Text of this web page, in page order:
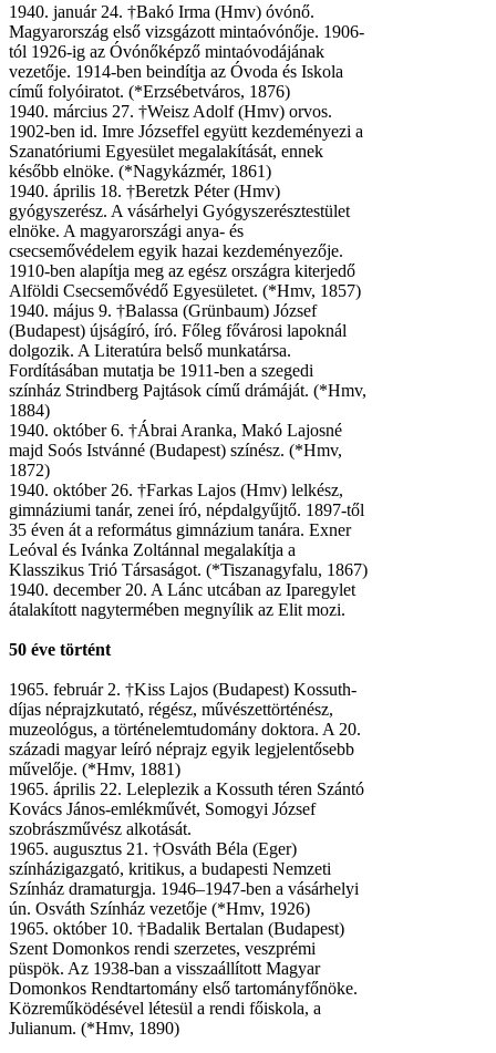
1940. január 24. †Bakó Irma (Hmv) óvónő.
Magyarország első vizsgázott mintaóvónője. 1906-
tól 1926-ig az Óvónőképző mintaóvodájának
vezetője. 1914-ben beindítja az Óvoda és Iskola
című folyóiratot. (*Erzsébetváros, 1876)
1940. március 27. †Weisz Adolf (Hmv) orvos.
1902-ben id. Imre Józseffel együtt kezdeményezi a
Szanatóriumi Egyesület megalakítását, ennek
később elnöke. (*Nagykázmér, 1861)
1940. április 18. †Beretzk Péter (Hmv)
gyógyszerész. A vásárhelyi Gyógyszerésztestület
elnöke. A magyarországi anya- és
csecsemővédelem egyik hazai kezdeményezője.
1910-ben alapítja meg az egész országra kiterjedő
Alföldi Csecsemővédő Egyesületet. (*Hmv, 1857)
1940. május 9. †Balassa (Grünbaum) József
(Budapest) újságíró, író. Főleg fővárosi lapoknál
dolgozik. A Literatúra belső munkatársa.
Fordításában mutatja be 1911-ben a szegedi
színház Strindberg Pajtások című drámáját. (*Hmv,
1884)
1940. október 6. †Ábrai Aranka, Makó Lajosné
majd Soós Istvánné (Budapest) színész. (*Hmv,
1872)
1940. október 26. †Farkas Lajos (Hmv) lelkész,
gimnáziumi tanár, zenei író, népdalgyűjtő. 1897-től
35 éven át a református gimnázium tanára. Exner
Leóval és Ivánka Zoltánnal megalakítja a
Klasszikus Trió Társaságot. (*Tiszanagyfalu, 1867)
1940. december 20. A Lánc utcában az Iparegylet
átalakított nagytermében megnyílik az Elit mozi.
50 éve történt
1965. február 2. †Kiss Lajos (Budapest) Kossuth-
díjas néprajzkutató, régész, művészettörténész,
muzeológus, a történelemtudomány doktora. A 20.
századi magyar leíró néprajz egyik legjelentősebb
művelője. (*Hmv, 1881)
1965. április 22. Leleplezik a Kossuth téren Szántó
Kovács János-emlékművét, Somogyi József
szobrászművész alkotását.
1965. augusztus 21. †Osváth Béla (Eger)
színházigazgató, kritikus, a budapesti Nemzeti
Színház dramaturgja. 1946–1947-ben a vásárhelyi
ún. Osváth Színház vezetője (*Hmv, 1926)
1965. október 10. †Badalik Bertalan (Budapest)
Szent Domonkos rendi szerzetes, veszprémi
püspök. Az 1938-ban a visszaállított Magyar
Domonkos Rendtartomány első tartományfőnöke.
Közreműködésével létesül a rendi főiskola, a
Julianum. (*Hmv, 1890)